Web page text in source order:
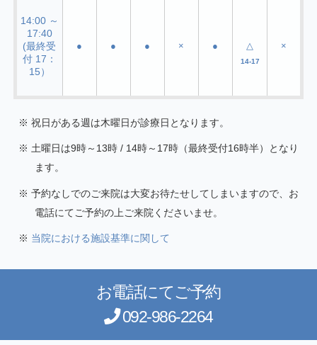
14:00 ～
17:40
(最終受
付 17：
15）
● ● ● × ● △
14-17
×
祝日がある週は木曜日が診療日となります。
土曜日は9時～13時 / 14時～17時（最終受付16時半）となり
ます。
予約なしでのご来院は大変お待たせしてしまいますので、お
電話にてご予約の上ご来院くださいませ。
当院における施設基準に関して
お電話にてご予約
092-986-2264